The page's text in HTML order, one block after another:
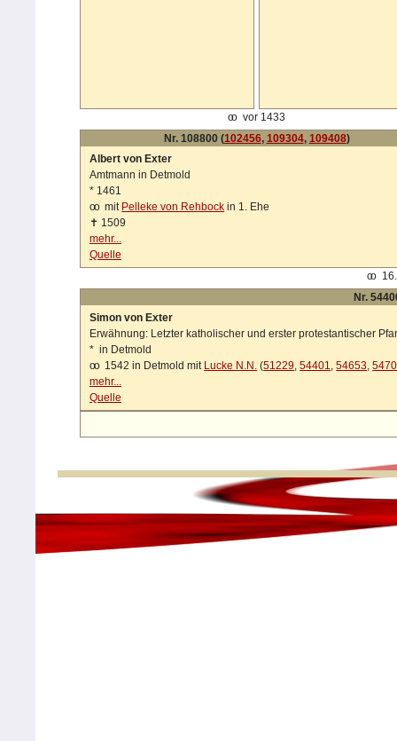
oo vor 1433
Nr. 108800 (102456, 109304, 109408)
Albert von Exter
Amtmann in Detmold
* 1461
oo mit Pelleke von Rehbock in 1. Ehe
✝ 1509
mehr...
Quelle
oo
Nr.
Simon von Exter
Erwähnung: Letzter katholischer und erster protestantischer
* in Detmold
oo
1542 in Detmold mit Lucke N.N. (51229,54401,54653,
mehr...
Quelle